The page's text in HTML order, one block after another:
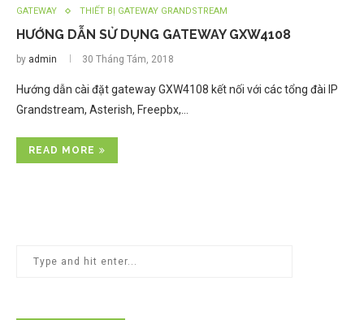
GATEWAY THIẾT BỊ GATEWAY GRANDSTREAM
HƯỚNG DẪN SỬ DỤNG GATEWAY GXW4108
by admin 30 Tháng Tám, 2018
Hướng dẫn cài đặt gateway GXW4108 kết nối với các tổng đài IP
Grandstream, Asterish, Freepbx,…
READ MORE